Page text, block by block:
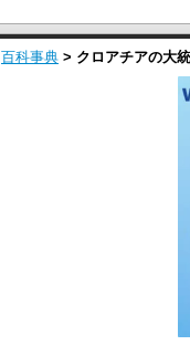
百科事典 > クロアチアの大